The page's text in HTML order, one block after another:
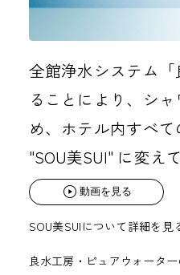
全館浄水システム
ることにより、シ
め、ホテル内すべ
"SOU美SUI" に変え
動画を見る
SOU美SUIについて詳細を見
良水工房・ピュアウォータ